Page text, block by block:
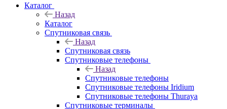
Каталог
Назад
Каталог
Спутниковая связь
Назад
Спутниковая связь
Спутниковые телефоны
Назад
Спутниковые телефоны
Спутниковые телефоны Iridium
Спутниковые телефоны Thuraya
Спутниковые терминалы